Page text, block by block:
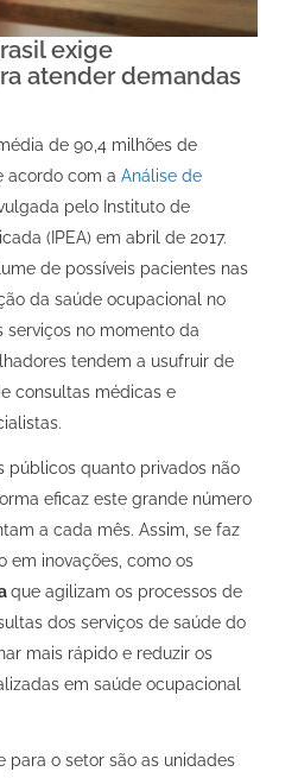
exige
atender demandas
de 90,4 milhões de
acordo com a Análise de
pelo Instituto de
(IPEA) em abril de 2017.
de possíveis pacientes nas
da saúde ocupacional no
serviços no momento da
tendem a usufruir de
consultas médicas e
públicos quanto privados não
eficaz este grande número
a cada mês. Assim, se faz
em inovações, como os
que agilizam os processos de
dos serviços de saúde do
mais rápido e reduzir os
em saúde ocupacional
para o setor são as unidades